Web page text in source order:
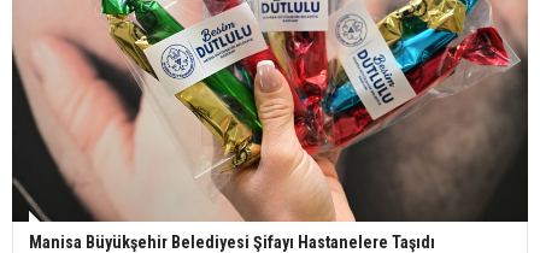
Manisa Büyükşehir Belediyesi Şifayı Hastanelere Taşıdı